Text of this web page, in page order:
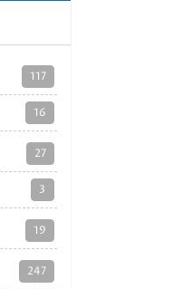
117
16
27
3
19
247